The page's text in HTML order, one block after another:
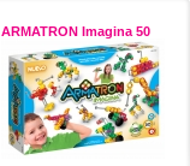
ARMATRON Imagina 50